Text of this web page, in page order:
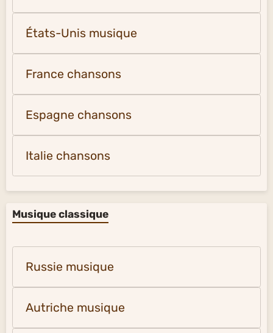
États-Unis musique
France chansons
Espagne chansons
Italie chansons
Musique classique
Russie musique
Autriche musique